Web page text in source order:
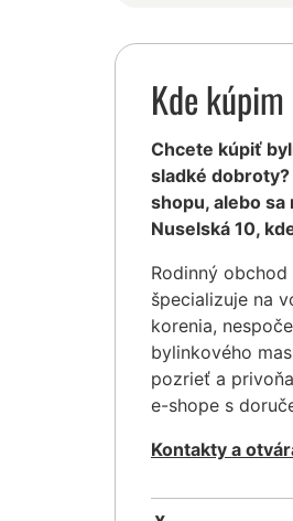
Kde
Chcete kúpiť
sladké
shopu, alebo
Nuselská 10,
Rodinný
špecializuje na
korenia,
bylinkového
pozrieť a
e-shope s
Kontakty a